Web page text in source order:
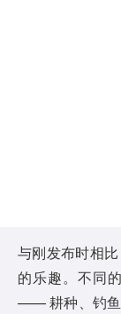
与刚发布时相
的乐趣。不同
—— 耕种、钓鱼